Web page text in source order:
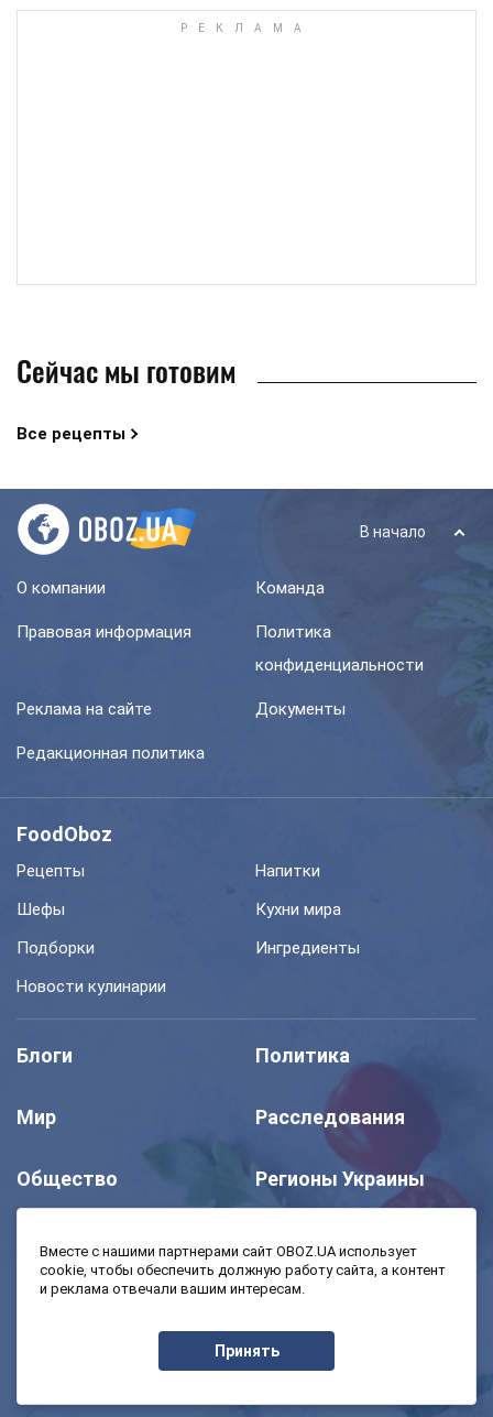
Сейчас мы готовим
Все рецепты
В начало
О компании Команда
Правовая информация
Политика
конфиденциальности
Реклама на сайте Документы
Редакционная политика
FoodOboz
Рецепты
Напитки
Шефы
Кухни мира
Подборки
Ингредиенты
Новости кулинарии
Блоги Политика
Мир Расследования
Общество Регионы Украины
Моя школа Авто
Экономика
Вместе с нашими партнерами сайт OBOZ.UA использует
cookie, чтобы обеспечить должную работу сайта, а контент
и реклама отвечали вашим интересам.
Принять